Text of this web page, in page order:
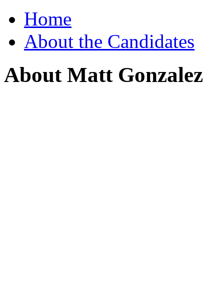
Home
About the Candidates
About Matt Gonzalez